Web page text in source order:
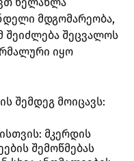
ხელახლა
მდგომარეობა,
შეიძლება შეცვალოს
იყო
შემდეგ მოიცავს:
მკერდის
შემოწმებას